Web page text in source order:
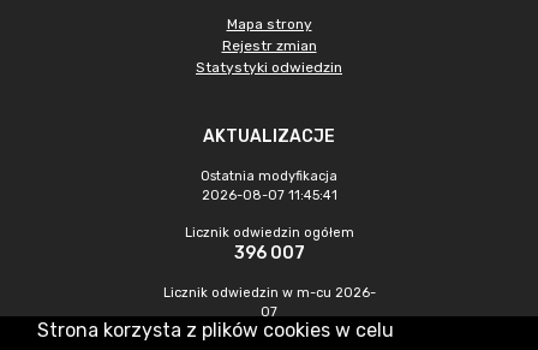
Mapa strony
Rejestr zmian
Statystyki odwiedzin
AKTUALIZACJE
Ostatnia modyfikacja
2026-08-07 11:45:41
Licznik odwiedzin ogółem
396 007
Licznik odwiedzin w m-cu 2026-
07
1 318
Strona korzysta z plików cookies w celu